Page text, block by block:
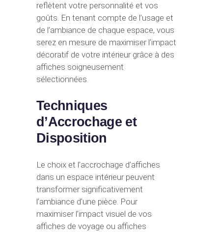
reflètent votre personnalité et vos
goûts. En tenant compte de l’usage et
de l’ambiance de chaque espace, vous
serez en mesure de maximiser l’impact
décoratif de votre intérieur grâce à des
affiches soigneusement
sélectionnées.
Techniques
d’Accrochage et
Disposition
Le choix et l’accrochage d’affiches
dans un espace intérieur peuvent
transformer significativement
l’ambiance d’une pièce. Pour
maximiser l’impact visuel de vos
affiches de voyage ou affiches